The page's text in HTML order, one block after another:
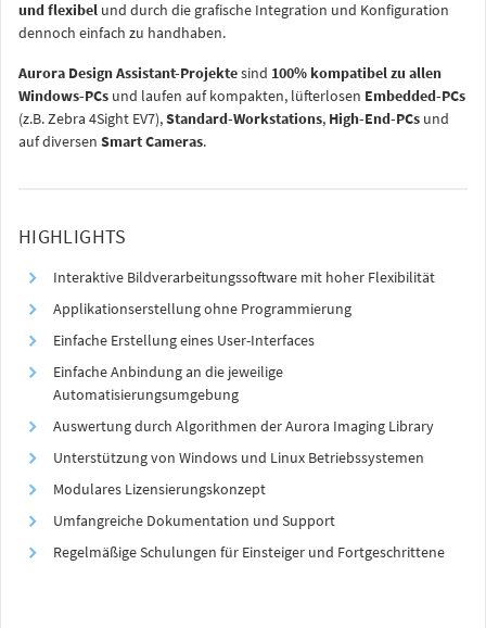
und flexibel und durch die grafische Integration und Konfiguration
dennoch einfach zu handhaben.
Aurora Design Assistant-Projektesind 100% kompatibel zu allen
Windows-PCs und laufen auf kompakten, lüfterlosen Embedded-PCs
(z.B. Zebra 4Sight EV7),Standard-Workstations, High-End-PCs und
auf diversen Smart Cameras.
HIGHLIGHTS
Interaktive Bildverarbeitungssoftware mit hoher Flexibilität
Applikationserstellung ohne Programmierung
Einfache Erstellung eines User-Interfaces
Einfache Anbindung an die jeweilige
Automatisierungsumgebung
Auswertung durch Algorithmen der Aurora Imaging Library
Unterstützung von Windows und Linux Betriebssystemen
Modulares Lizensierungskonzept
Umfangreiche Dokumentation und Support
Regelmäßige Schulungen für Einsteiger und Fortgeschrittene